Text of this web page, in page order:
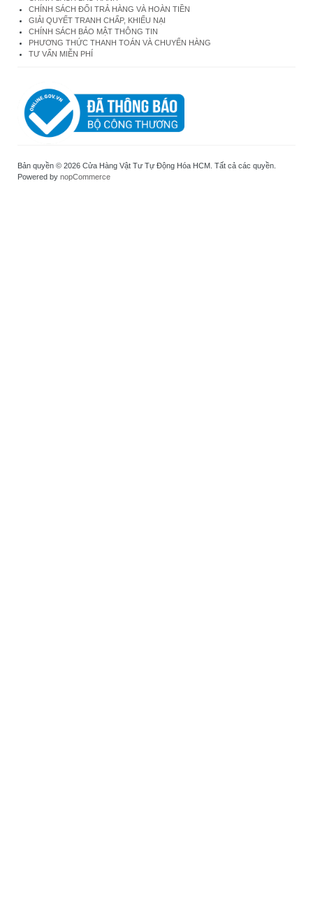
CHÍNH SÁCH ĐỔI TRẢ HÀNG VÀ HOÀN TIỀN
GIẢI QUYẾT TRANH CHẤP, KHIẾU NẠI
CHÍNH SÁCH BẢO MẬT THÔNG TIN
PHƯƠNG THỨC THANH TOÁN VÀ CHUYỂN HÀNG
TƯ VẤN MIỄN PHÍ
Bản quyền © 2026 Cửa Hàng Vật Tư Tự Động Hóa HCM. Tất cả các quyền.
Powered by nopCommerce